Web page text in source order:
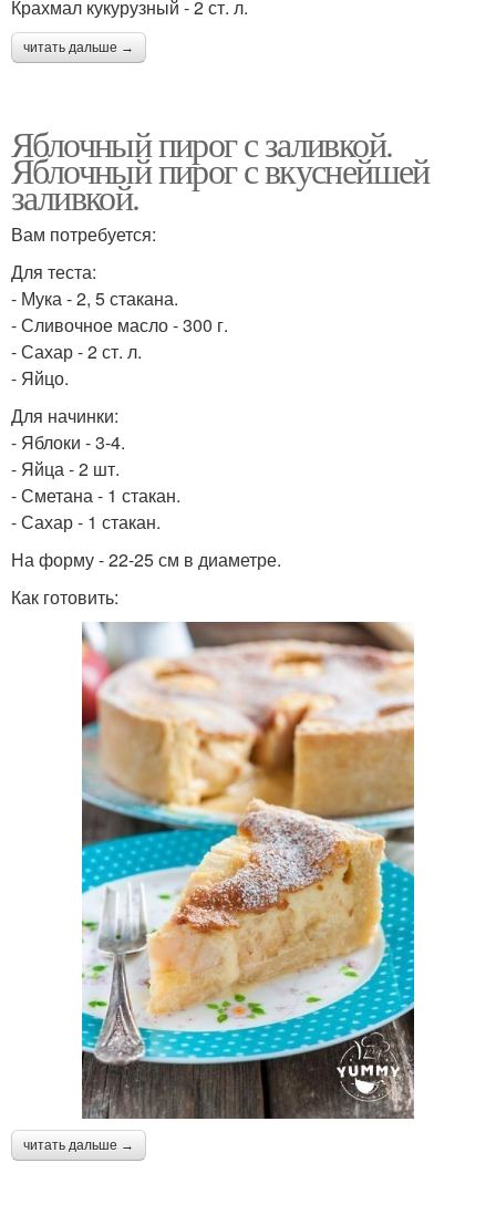
Крахмал кукурузный - 2 ст. л.
читать дальше →
Яблочный пирог с заливкой.
Яблочный пирог с вкуснейшей
заливкой.
Вам потребуется:
Для теста:
- Мука - 2, 5 стакана.
- Сливочное масло - 300 г.
- Сахар - 2 ст. л.
- Яйцо.
Для начинки:
- Яблоки - 3-4.
- Яйца - 2 шт.
- Сметана - 1 стакан.
- Сахар - 1 стакан.
На форму - 22-25 см в диаметре.
Как готовить:
читать дальше →